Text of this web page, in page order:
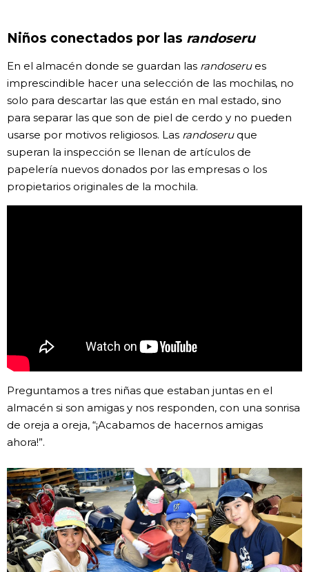
Niños conectados por las randoseru
En el almacén donde se guardan las randoserues
imprescindible hacer una selección de las mochilas, no
solo para descartar las que están en mal estado, sino
para separar las que son de piel de cerdo y no pueden
usarse por motivos religiosos. Las randoseru que
superan la inspección se llenan de artículos de
papelería nuevos donados por las empresas o los
propietarios originales de la mochila.
Preguntamos a tres niñas que estaban juntas en el
almacén si son amigas y nos responden, con una sonrisa
de oreja a oreja, “¡Acabamos de hacernos amigas
ahora!”.